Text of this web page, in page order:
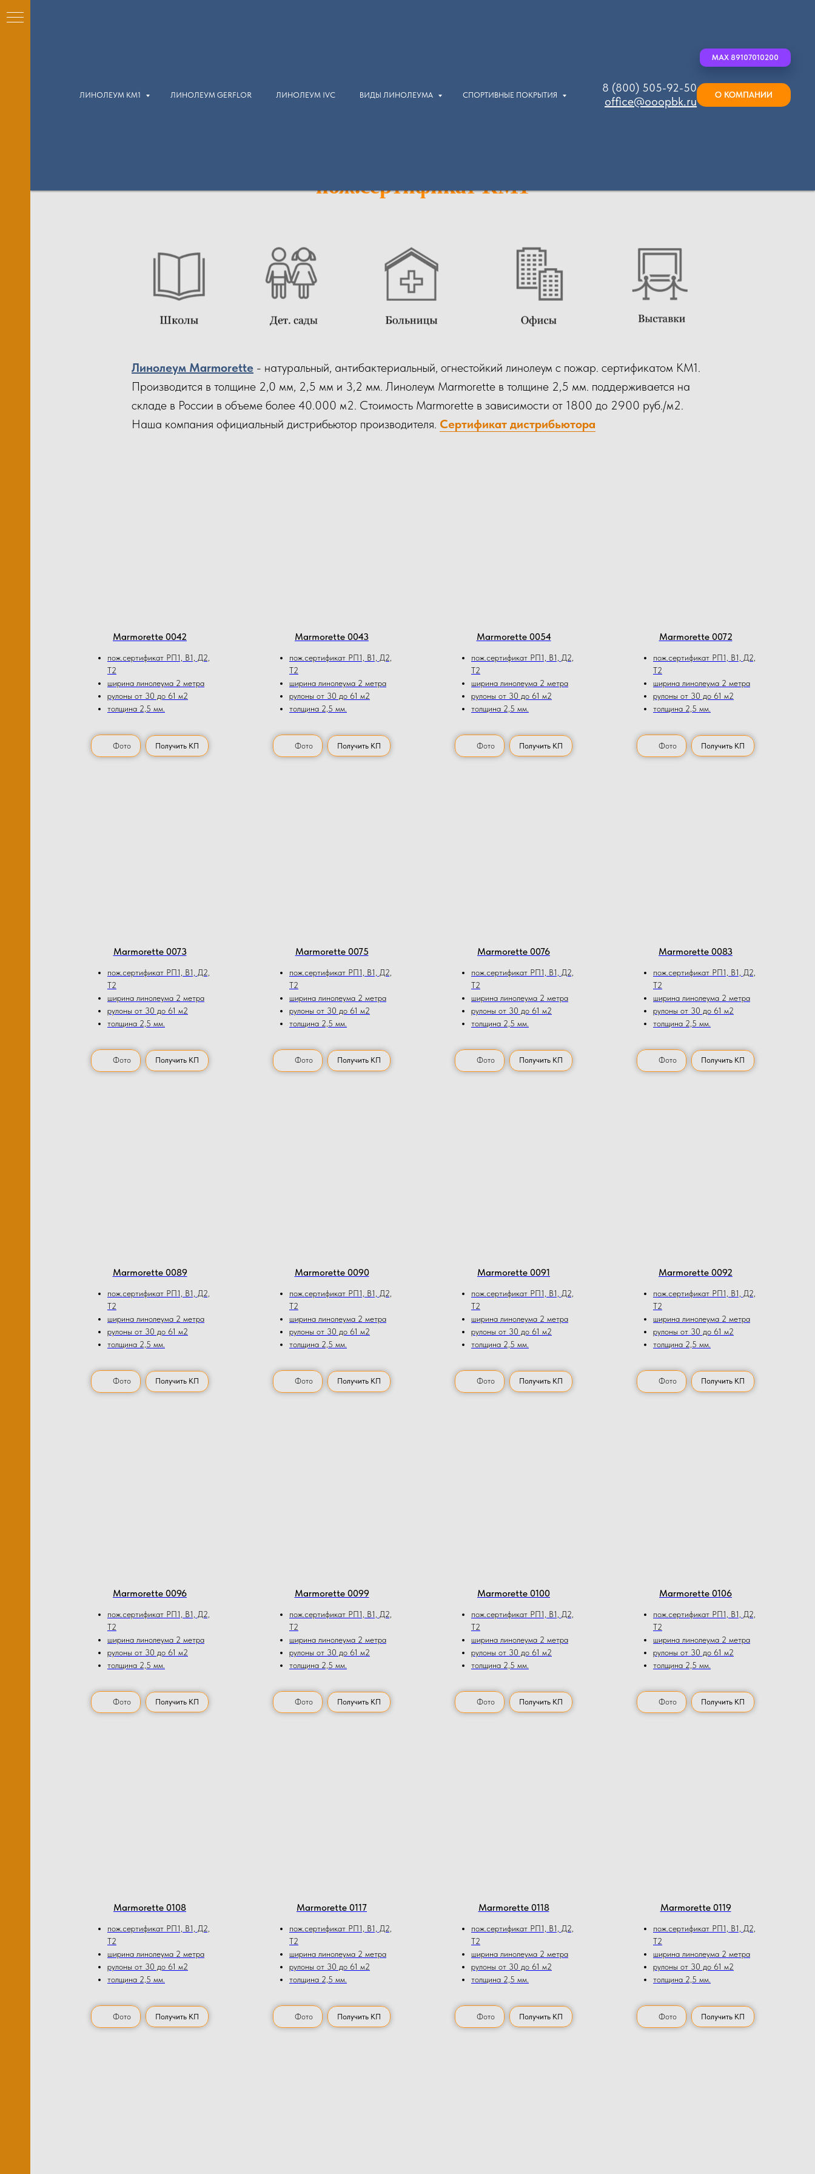
ЛИНОЛЕУМ КМ1 ЛИНОЛЕУМ GERFLOR ЛИНОЛЕУМ IVC ВИДЫ ЛИНОЛЕУМА СПОРТИВНЫЕ ПОКРЫТИЯ
8 (800) 505-92-50
office@ooopbk.ru О КОМПАНИИ
MAX 89107010200
пож.сертификат КМ1
Линолеум Marmorette - натуральный, антибактериальный, огнестойкий линолеум с пожар. сертификатом КМ1.
Производится в толщине 2,0 мм, 2,5 мм и 3,2 мм. Линолеум Marmorette в толщине 2,5 мм. поддерживается на
складе в России в объеме более 40.000 м2. Стоимость Marmorette в зависимости от 1800 до 2900 руб./м2.
Наша компания официальный дистрибьютор производителя. Сертификат дистрибьютора
Marmorette 0042
пож.сертификат РП1, В1, Д2,
Т2
ширина линолеума 2 метра
рулоны от 30 до 61 м2
толщина 2,5 мм.
Фото Получить КП
Marmorette 0043
пож.сертификат РП1, В1, Д2,
Т2
ширина линолеума 2 метра
рулоны от 30 до 61 м2
толщина 2,5 мм.
Фото Получить КП
Marmorette 0054
пож.сертификат РП1, В1, Д2,
Т2
ширина линолеума 2 метра
рулоны от 30 до 61 м2
толщина 2,5 мм.
Фото Получить КП
Marmorette 0072
пож.сертификат РП1, В1, Д2,
Т2
ширина линолеума 2 метра
рулоны от 30 до 61 м2
толщина 2,5 мм.
Фото Получить КП
Marmorette 0073
пож.сертификат РП1, В1, Д2,
Т2
ширина линолеума 2 метра
рулоны от 30 до 61 м2
толщина 2,5 мм.
Фото Получить КП
Marmorette 0075
пож.сертификат РП1, В1, Д2,
Т2
ширина линолеума 2 метра
рулоны от 30 до 61 м2
толщина 2,5 мм.
Фото Получить КП
Marmorette 0076
пож.сертификат РП1, В1, Д2,
Т2
ширина линолеума 2 метра
рулоны от 30 до 61 м2
толщина 2,5 мм.
Фото Получить КП
Marmorette 0083
пож.сертификат РП1, В1, Д2,
Т2
ширина линолеума 2 метра
рулоны от 30 до 61 м2
толщина 2,5 мм.
Фото Получить КП
Marmorette 0089
пож.сертификат РП1, В1, Д2,
Т2
ширина линолеума 2 метра
рулоны от 30 до 61 м2
толщина 2,5 мм.
Фото Получить КП
Marmorette 0090
пож.сертификат РП1, В1, Д2,
Т2
ширина линолеума 2 метра
рулоны от 30 до 61 м2
толщина 2,5 мм.
Фото Получить КП
Marmorette 0091
пож.сертификат РП1, В1, Д2,
Т2
ширина линолеума 2 метра
рулоны от 30 до 61 м2
толщина 2,5 мм.
Фото Получить КП
Marmorette 0092
пож.сертификат РП1, В1, Д2,
Т2
ширина линолеума 2 метра
рулоны от 30 до 61 м2
толщина 2,5 мм.
Фото Получить КП
Marmorette 0096
пож.сертификат РП1, В1, Д2,
Т2
ширина линолеума 2 метра
рулоны от 30 до 61 м2
толщина 2,5 мм.
Фото Получить КП
Marmorette 0099
пож.сертификат РП1, В1, Д2,
Т2
ширина линолеума 2 метра
рулоны от 30 до 61 м2
толщина 2,5 мм.
Фото Получить КП
Marmorette 0100
пож.сертификат РП1, В1, Д2,
Т2
ширина линолеума 2 метра
рулоны от 30 до 61 м2
толщина 2,5 мм.
Фото Получить КП
Marmorette 0106
пож.сертификат РП1, В1, Д2,
Т2
ширина линолеума 2 метра
рулоны от 30 до 61 м2
толщина 2,5 мм.
Фото Получить КП
Мarmorette 0108
пож.сертификат РП1, В1, Д2,
Т2
ширина линолеума 2 метра
рулоны от 30 до 61 м2
толщина 2,5 мм.
Фото Получить КП
Мarmorette 0117
пож.сертификат РП1, В1, Д2,
Т2
ширина линолеума 2 метра
рулоны от 30 до 61 м2
толщина 2,5 мм.
Фото Получить КП
Мarmorette 0118
пож.сертификат РП1, В1, Д2,
Т2
ширина линолеума 2 метра
рулоны от 30 до 61 м2
толщина 2,5 мм.
Фото Получить КП
Мarmorette 0119
пож.сертификат РП1, В1, Д2,
Т2
ширина линолеума 2 метра
рулоны от 30 до 61 м2
толщина 2,5 мм.
Фото Получить КП